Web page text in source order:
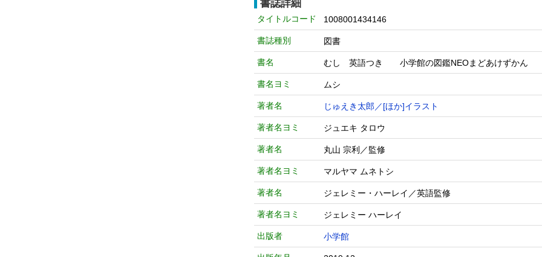
書誌詳細
タイトルコード 1008001434146
書誌種別 図書
書名 むし 英語つき 小学館の図鑑NEOまどあけずか
書名ヨミ ムシ
著者名 じゅえき太郎／[ほか]イラスト
著者名ヨミ ジュエキ タロウ
著者名 丸山 宗利／監修
著者名ヨミ マルヤマ ムネトシ
著者名 ジェレミー・ハーレイ／英語監修
著者名ヨミ ジェレミー ハーレイ
出版者 小学館